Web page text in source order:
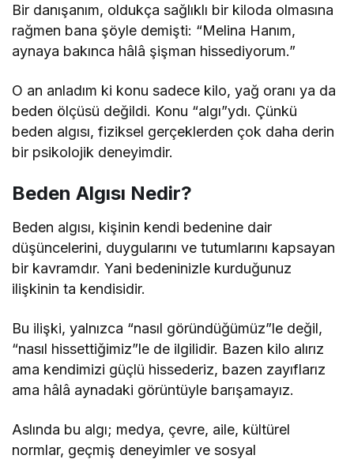
Bir danışanım, oldukça sağlıklı bir kiloda olmasına
rağmen bana şöyle demişti: “Melina Hanım,
aynaya bakınca hâlâ şişman hissediyorum.”
O an anladım ki konu sadece kilo, yağ oranı ya da
beden ölçüsü değildi. Konu “algı”ydı. Çünkü
beden algısı, fiziksel gerçeklerden çok daha derin
bir psikolojik deneyimdir.
Beden Algısı Nedir?
Beden algısı, kişinin kendi bedenine dair
düşüncelerini, duygularını ve tutumlarını kapsayan
bir kavramdır. Yani bedeninizle kurduğunuz
ilişkinin ta kendisidir.
Bu ilişki, yalnızca “nasıl göründüğümüz”le değil,
“nasıl hissettiğimiz”le de ilgilidir. Bazen kilo alırız
ama kendimizi güçlü hissederiz, bazen zayıflarız
ama hâlâ aynadaki görüntüyle barışamayız.
Aslında bu algı; medya, çevre, aile, kültürel
normlar, geçmiş deneyimler ve sosyal